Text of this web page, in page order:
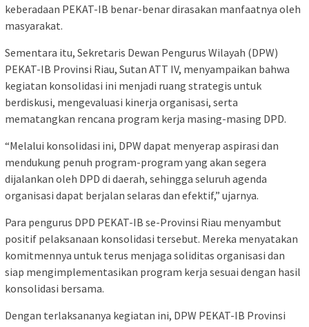
keberadaan PEKAT-IB benar-benar dirasakan manfaatnya oleh
masyarakat.
Sementara itu, Sekretaris Dewan Pengurus Wilayah (DPW)
PEKAT-IB Provinsi Riau, Sutan ATT IV, menyampaikan bahwa
kegiatan konsolidasi ini menjadi ruang strategis untuk
berdiskusi, mengevaluasi kinerja organisasi, serta
mematangkan rencana program kerja masing-masing DPD.
‎“Melalui konsolidasi ini, DPW dapat menyerap aspirasi dan
mendukung penuh program-program yang akan segera
dijalankan oleh DPD di daerah, sehingga seluruh agenda
organisasi dapat berjalan selaras dan efektif,” ujarnya.
‎Para pengurus DPD PEKAT-IB se-Provinsi Riau menyambut
positif pelaksanaan konsolidasi tersebut. Mereka menyatakan
komitmennya untuk terus menjaga soliditas organisasi dan
siap mengimplementasikan program kerja sesuai dengan hasil
konsolidasi bersama.
‎Dengan terlaksananya kegiatan ini, DPW PEKAT-IB Provinsi